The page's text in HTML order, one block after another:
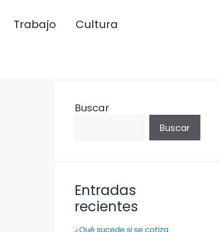
Trabajo
Cultura
Buscar
Buscar
Entradas
recientes